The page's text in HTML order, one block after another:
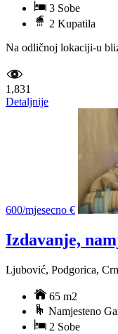
3 Sobe
2 Kupatila
Na odličnoj lokaciji-u
1,831
Detaljnije
600/mjesecno €
Izdavanje,
Ljubović, Podgorica,
65 m2
Namjesteno
2 Sobe